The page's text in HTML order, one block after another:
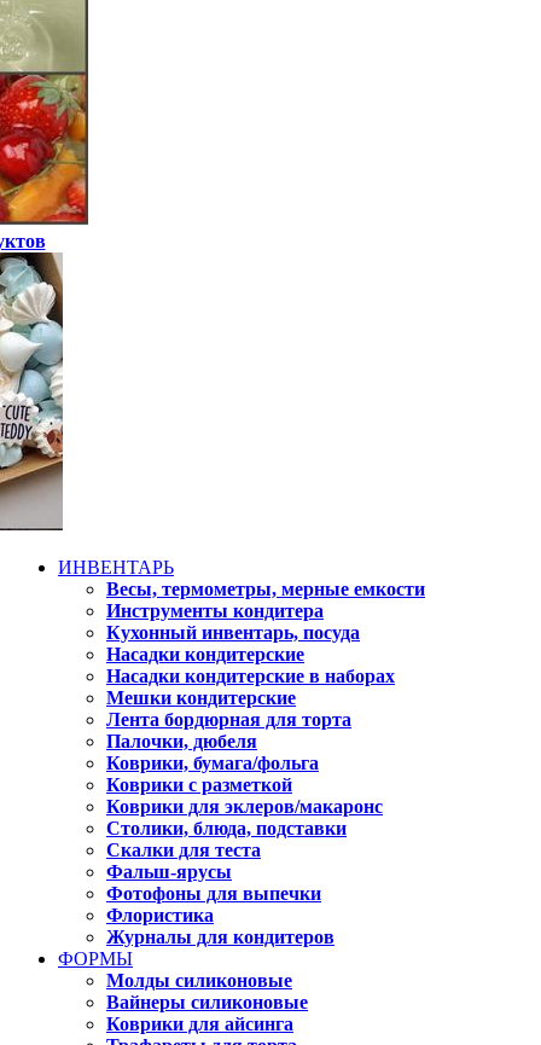
ИНВЕНТАРЬ
Весы, термометры, мерные емкости
Инструменты кондитера
Кухонный инвентарь, посуда
Насадки кондитерские
Насадки кондитерские в наборах
Мешки кондитерские
Лента бордюрная для торта
Палочки, дюбеля
Коврики, бумага/фольга
Коврики с разметкой
Коврики для эклеров/макаронс
Столики, блюда, подставки
Скалки для теста
Фальш-ярусы
Фотофоны для выпечки
Флористика
Журналы для кондитеров
ФОРМЫ
Молды силиконовые
Вайнеры силиконовые
Коврики для айсинга